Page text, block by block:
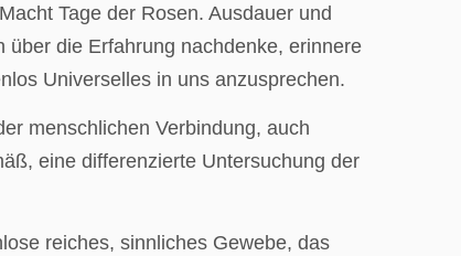
Tage der Rosen. Ausdauer und
die Erfahrung nachdenke, erinnere
Universelles in uns anzusprechen.
menschlichen Verbindung, auch
eine differenzierte Untersuchung der
reiches, sinnliches Gewebe, das